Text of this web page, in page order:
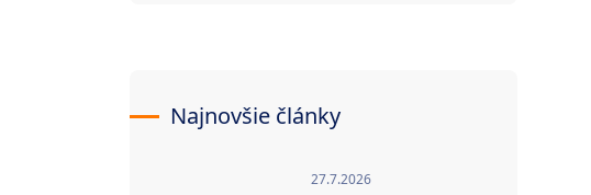
Najnovšie články
27.7.2026